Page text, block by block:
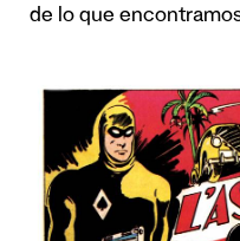
de lo que